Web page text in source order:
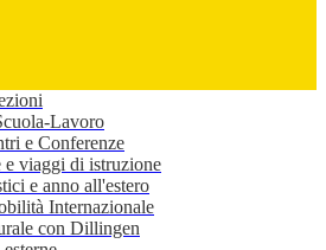
Lavoro
e Conferenze
e viaggi di istruzione
e anno all'estero
Internazionale
con Dillingen